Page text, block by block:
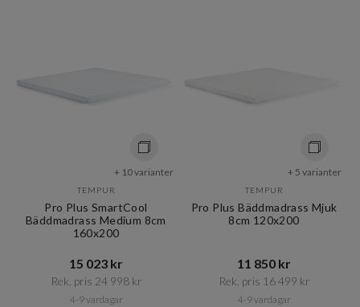
+ 10 varianter
TEMPUR
Pro Plus SmartCool
Bäddmadrass Medium 8cm
160x200
15 023 kr​​
Rek. pris 24 998 kr​​
4-9 vardagar
+ 5 varianter
TEMPUR
Pro Plus Bäddmadrass Mjuk
8cm 120x200
11 850 kr​​
Rek. pris 16 499 kr​​
4-9 vardagar